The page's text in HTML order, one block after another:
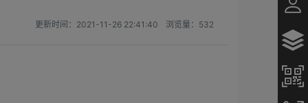
更新时间： 2021-11-26 22:41:40 浏览量： 532